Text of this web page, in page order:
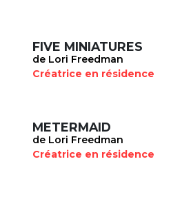
FIVE MINIATURES
de Lori Freedman
Créatrice en résidence
METERMAID
de Lori Freedman
Créatrice en résidence